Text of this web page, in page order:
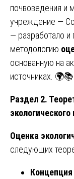
почвоведения и
учреждение —
— разработало
методологию
основанную на
источниках. 🌍📚
Раздел 2.
экологического
Оценка
следующих